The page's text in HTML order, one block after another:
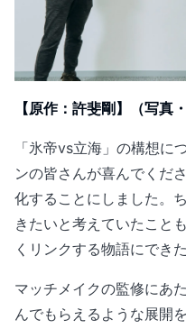
【原作：許斐剛】（写真
「氷帝vs立海」の構想に
ンの皆さんが喜んでくだ
化することにしました。
きたいと考えていたこと
くリンクする物語にでき
マッチメイクの監修にあ
んでもらえるような展開